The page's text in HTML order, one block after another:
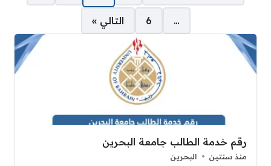
…
6 التالي »
رقم خدمة الطالب جامعة البحرين
منذ سنتين البحرين